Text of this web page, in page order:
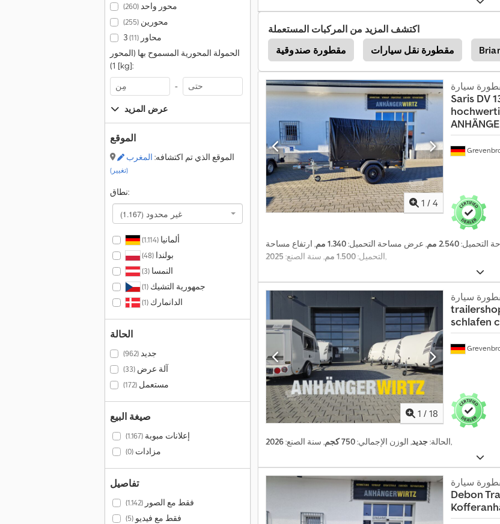
محور واحد(260)
محورين(255)
3 محاور(11)
الحمولة المحورية المسموح بها (المحور
1) [kg]:
-
عرض المزيد
الموقع
الموقع الذي تم اكتشافه: المغرب
(تغيير)
نطاق:
غير محدود (1.167)
ألمانيا(1.114)
بولندا(48)
النمسا(3)
جمهورية التشيك(1)
الدانمارك(1)
الحالة
جديد(962)
آلة عرض(33)
مستعمل(172)
صيغة البيع
إعلانات مبوبة(1.167)
مزادات(0)
تفاصيل
فقط مع الصور(1.142)
فقط مع فيديو(5)
اكتشف المزيد من المركبات المستعملة
مقطورة صندوقية
مقطورة نقل سيارات Saris Pl 276 150 2000 2 Saris Pl 276 170 2700 2
1 / 4
سيارة
Saris DV
التحميل:2.540 مم , عرض مساحة التحميل:1.340 مم
, ارتفاع مساحة
التحميل:1.500 مم , سنة الصنع: 2025 ,
1 / 18
سيارة
schlafen
الحالة:جديد, الوزن الإجمالي:750 كجم , سنة الصنع:2026 ,
سيارة
Debon